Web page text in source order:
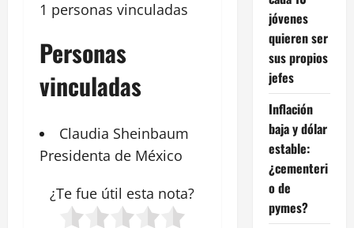
1 personas vinculadas
Personas
vinculadas
Claudia Sheinbaum
Presidenta de México
¿Te fue útil esta nota?
jóvenes
quieren ser
sus propios
jefes
Inflación
baja y dólar
estable:
¿cementeri
o de
pymes?